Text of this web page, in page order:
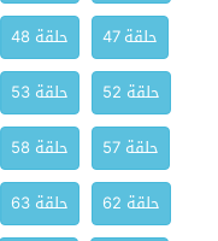
حلقة 47
حلقة 48
حلقة 52
حلقة 53
حلقة 57
حلقة 58
حلقة 62
حلقة 63